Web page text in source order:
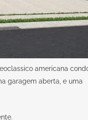
americana
garagem aberta, e uma